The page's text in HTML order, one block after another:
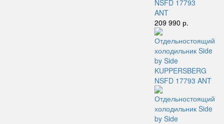
NSFD 17793
ANT
209 990 р.